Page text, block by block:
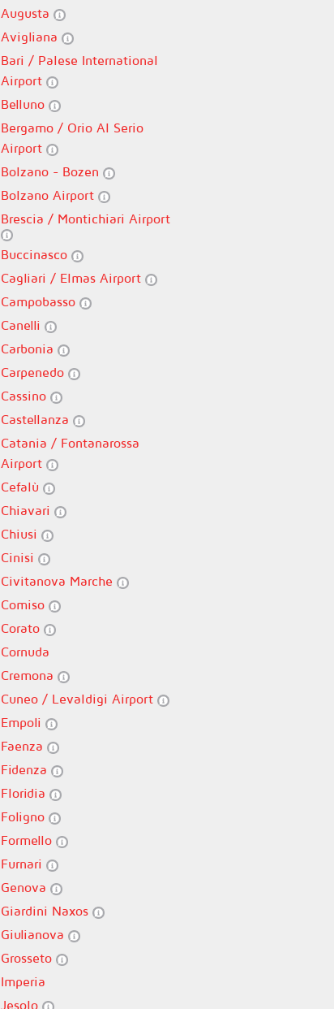
Augusta
Avigliana
Bari / Palese International
Airport
Belluno
Bergamo / Orio Al Serio
Airport
Bolzano - Bozen
Bolzano Airport
Brescia / Montichiari Airport
Buccinasco
Cagliari / Elmas Airport
Campobasso
Canelli
Carbonia
Carpenedo
Cassino
Castellanza
Catania / Fontanarossa
Airport
Cefalù
Chiavari
Chiusi
Cinisi
Civitanova Marche
Comiso
Corato
Cornuda
Cremona
Cuneo / Levaldigi Airport
Empoli
Faenza
Fidenza
Floridia
Foligno
Formello
Furnari
Genova
Giardini Naxos
Giulianova
Grosseto
Imperia
Jesolo